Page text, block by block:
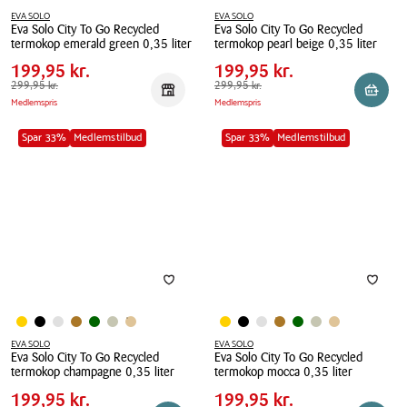
EVA SOLO
Eva Solo City To Go Recycled
termokop emerald green 0,35 liter
Eva
Solo
City
To
Go
Pris
tabel
Pris
199,95 kr.
Spar
100,00 kr.
Førpris
199,95 kr.
299,95 kr.
Medlemspris Reservér i butik
EVA SOLO
Eva Solo City To Go Recycled
termokop pearl beige 0,35 liter
Eva
Solo
City
To
Go
Pris
tabel
Pris
199,95 kr.
Spar
100,00 kr.
Førpris
199,95 kr.
299,95 kr.
Medlemspris
Spar 33% Medlemstilbud
EVA SOLO
Eva Solo City To Go Recycled
termokop champagne 0,35 liter
Eva
Pris
tabel
Pris
199,95 kr.
Spar
100,00 kr.
199,95 kr.
Spar 33% Medlemstilbud
EVA SOLO
Eva Solo City To Go Recycled
termokop mocca 0,35 liter
Eva
Pris
tabel
Pris
199,95 kr.
Spar
100,00 kr.
199,95 kr.